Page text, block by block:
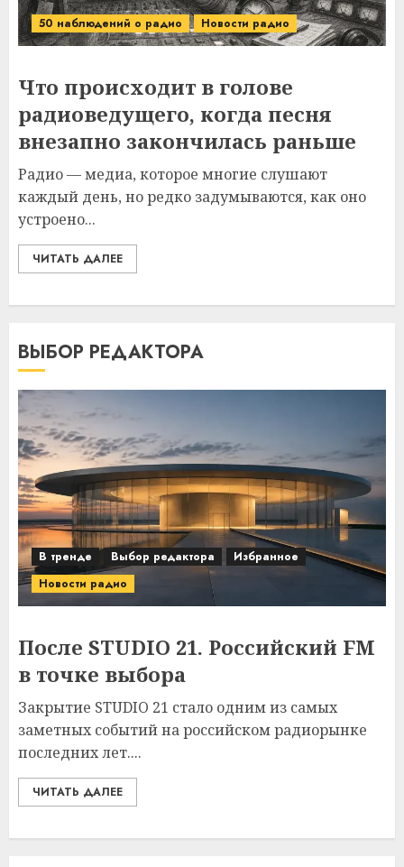
50 наблюдений о радио Новости радио
Что происходит в голове
радиоведущего, когда песня
внезапно закончилась раньше
Радио — медиа, которое многие слушают
каждый день, но редко задумываются, как оно
устроено...
ЧИТАТЬ ДАЛЕЕ
ВЫБОР РЕДАКТОРА
В тренде Выбор редактора
Избранное
Новости радио
После STUDIO 21. Российский FM
в точке выбора
Закрытие STUDIO 21 стало одним из самых
заметных событий на российском радиорынке
последних лет....
ЧИТАТЬ ДАЛЕЕ